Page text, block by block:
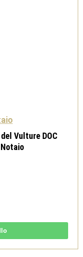
Vulture DOC